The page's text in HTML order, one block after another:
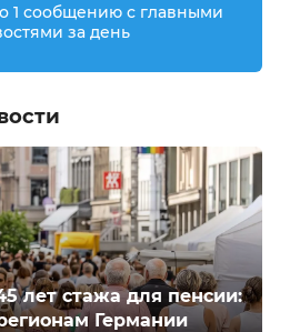
1 сообщению с главными
за день
лет стажа для пенсии:
Германии